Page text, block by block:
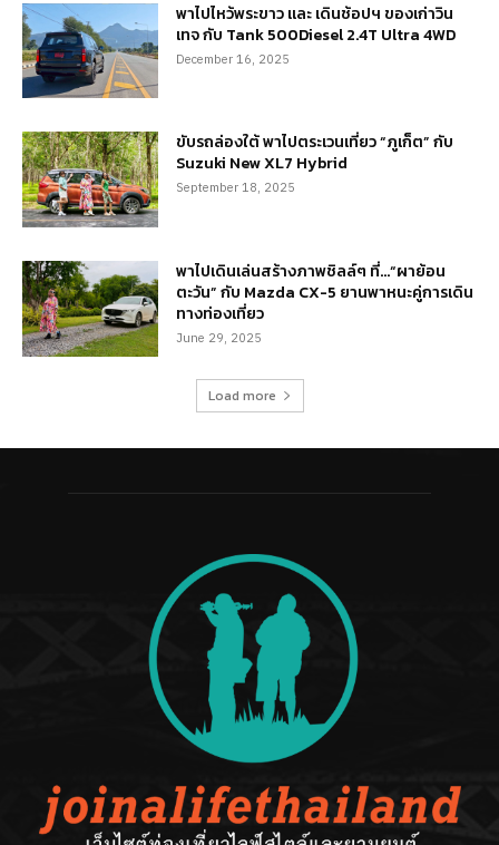
พาไปไหว้พระขาว และ เดินช้อปฯ ของเก่าวิน
เทจ กับ Tank 500Diesel 2.4T Ultra 4WD
December 16, 2025
ขับรถล่องใต้ พาไปตระเวนเที่ยว “ภูเก็ต” กับ
Suzuki New XL7 Hybrid
September 18, 2025
พาไปเดินเล่นสร้างภาพชิลล์ๆ ที่…“ผาย้อน
ตะวัน” กับ Mazda CX-5 ยานพาหนะคู่การเดิน
ทางท่องเที่ยว
June 29, 2025
Load more